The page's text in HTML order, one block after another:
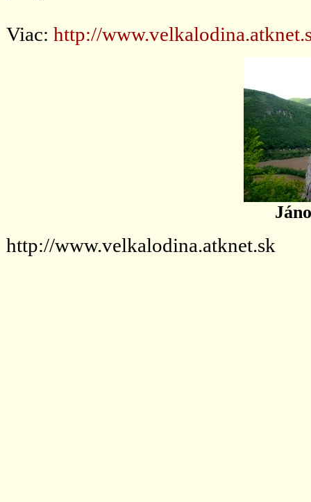
Viac: http://
http://www.velkalodina.atknet.sk